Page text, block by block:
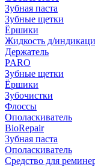
Зубная паста
Зубные щетки
Ёршики
Жидкость д/
Держатель
PARO
Зубные щетки
Ёршики
Зубочистки
Флоссы
Ополаскиватель
BioRepair
Зубная паста
Ополаскиватель
Средство для